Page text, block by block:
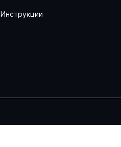
Инструкции